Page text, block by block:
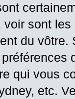
voir sont
du
qui vous
etc.